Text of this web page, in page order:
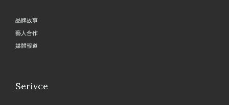
品牌故事
藝人合作
媒體報道
Serivce